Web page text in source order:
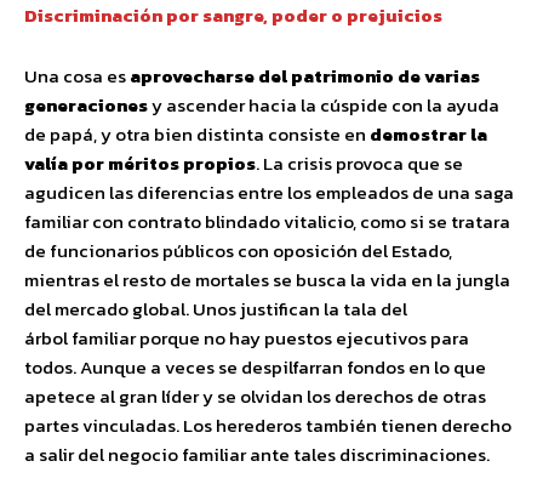
Discriminación por sangre, poder o prejuicios
Una cosa esaprovecharse del patrimonio de varias
generacionesy ascender hacia la cúspide con la ayuda
de papá, y otra bien distinta consiste en demostrar la
valía por méritos propios. La crisis provoca que se
agudicen las diferencias entre los empleados de una saga
familiar con contrato blindado vitalicio, como si se tratara
de funcionarios públicos con oposición del Estado,
mientras el resto de mortales se busca la vida en la jungla
del mercado global. Unos justifican la tala del
árbol familiar porque no hay puestos ejecutivos para
todos. Aunque a veces se despilfarran fondos en lo que
apetece al gran líder y se olvidan los derechos de otras
partes vinculadas. Los herederos también tienen derecho
a salir del negocio familiar ante tales discriminaciones.